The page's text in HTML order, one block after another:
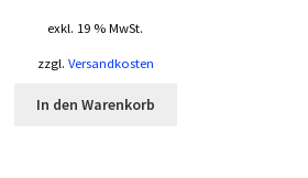
exkl. 19 % MwSt.
zzgl. Versandkosten
In den Warenkorb